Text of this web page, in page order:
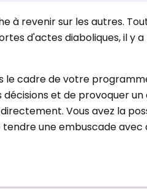
à revenir sur les autres.
d'actes diaboliques, il y a
le cadre de votre
et de provoquer un
Vous avez la
une embuscade avec